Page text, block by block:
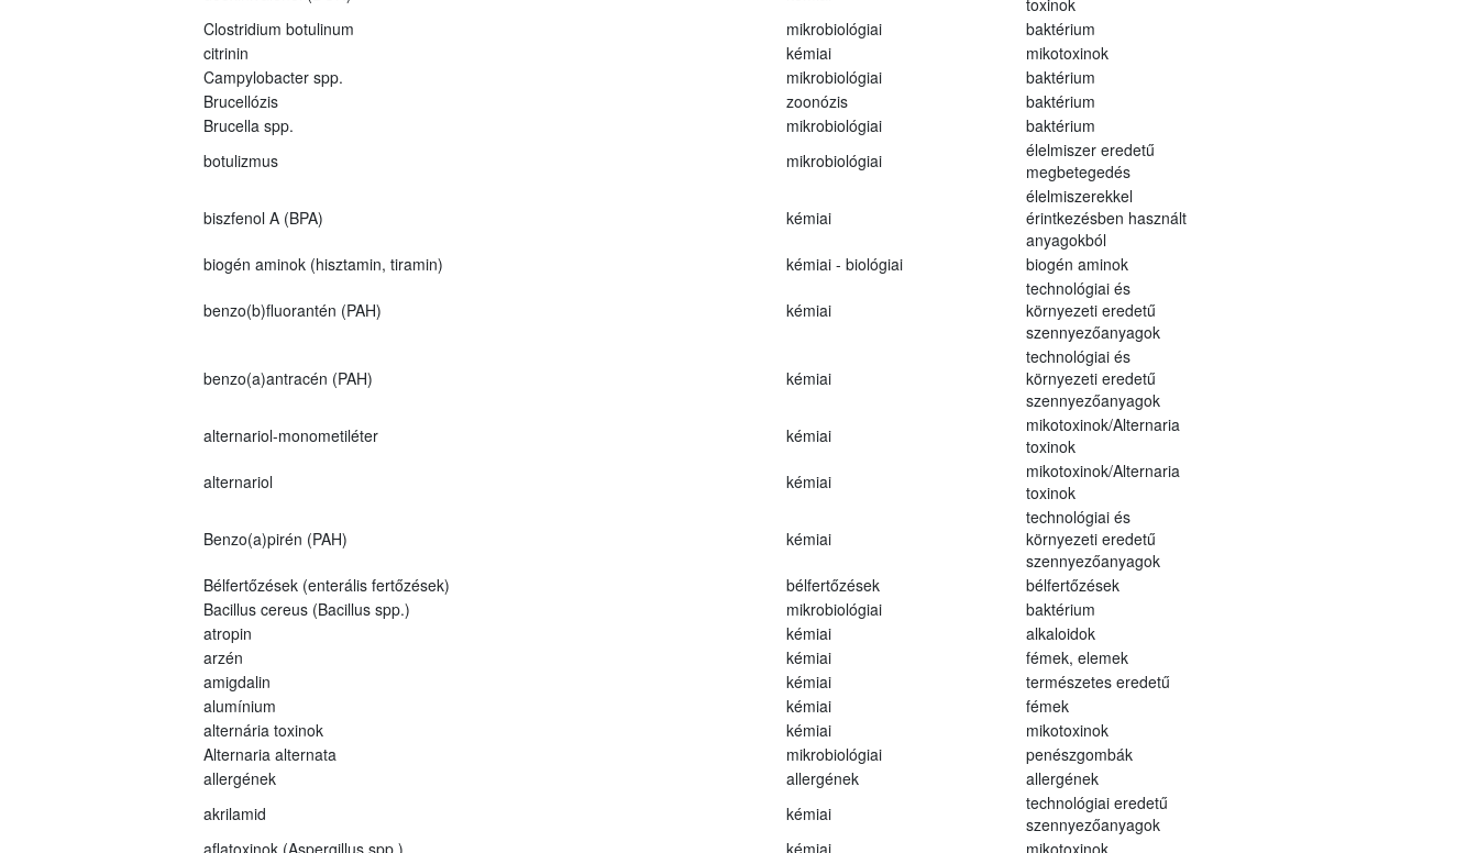
Clostridium botulinum
mikrobiológiai
baktérium
citrinin
kémiai
mikotoxinok
Campylobacter spp.
mikrobiológiai
baktérium
Brucellózis
zoonózis
baktérium
Brucella spp.
mikrobiológiai
baktérium
botulizmus
mikrobiológiai
élelmiszer eredetű
megbetegedés
biszfenol A (BPA) kémiai
élelmiszerekkel
érintkezésben használt
anyagokból
biogén aminok (hisztamin, tiramin)
kémiai - biológiai biogén aminok
benzo(b)fluorantén (PAH) kémiai
technológiai és
környezeti eredetű
szennyezőanyagok
benzo(a)antracén (PAH) kémiai
technológiai és
környezeti eredetű
szennyezőanyagok
alternariol-monometiléter
kémiai
mikotoxinok/Alternaria
toxinok
alternariol
kémiai
mikotoxinok/Alternaria
toxinok
Benzo(a)pirén (PAH) kémiai
technológiai és
környezeti eredetű
szennyezőanyagok
Bélfertőzések (enterális fertőzések)
bélfertőzések
bélfertőzések
Bacillus cereus (Bacillus spp.)
mikrobiológiai
baktérium
atropin
kémiai
alkaloidok
arzén
kémiai
fémek, elemek
amigdalin
kémiai
természetes eredetű
alumínium
kémiai
fémek
alternária toxinok
kémiai
mikotoxinok
Alternaria alternata
mikrobiológiai
penészgombák
allergének
allergének
allergének
akrilamid
kémiai
technológiai eredetű
szennyezőanyagok
aflatoxinok (Aspergillus spp.)
kémiai mikotoxinok